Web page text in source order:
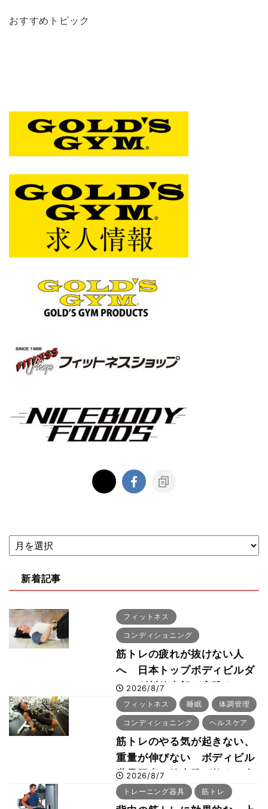
おすすめトピック
新着記事
フィットネス
コンディショニング
筋トレの疲れが抜けない人
へ 日本トップボディビルダ
ー・刈川啓志郎が実践する
「回復習慣」
2026/8/7
フィットネス 睡眠 体調管理
コンディショニング ヘルスケア
筋トレのやる気が起きない、
重量が伸びない ボディビル
世界王者・鈴木雅が教える食
事・睡眠・呼吸の整え方
2026/8/7
トレーニング器具 筋トレ